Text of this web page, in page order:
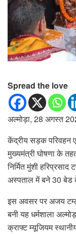
Spread the love
अल्मोड़ा, 28 अगस्त
केंद्रीय सड़क परिवहन
मुख्यमंत्री घोषणा के
निर्मित मुंशी
अस्पताल में बने 30 बेड
इस अवसर पर अजय
बनी यह धर्मशाला
क्राफ्ट म्यूजियम